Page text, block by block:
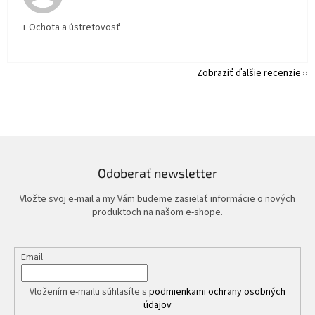
+ Ochota a ústretovosť
Zobraziť ďalšie recenzie
Odoberať newsletter
Vložte svoj e-mail a my Vám budeme zasielať informácie o nových
produktoch na našom e-shope.
Email
Vložením e-mailu súhlasíte s podmienkami ochrany osobných
údajov